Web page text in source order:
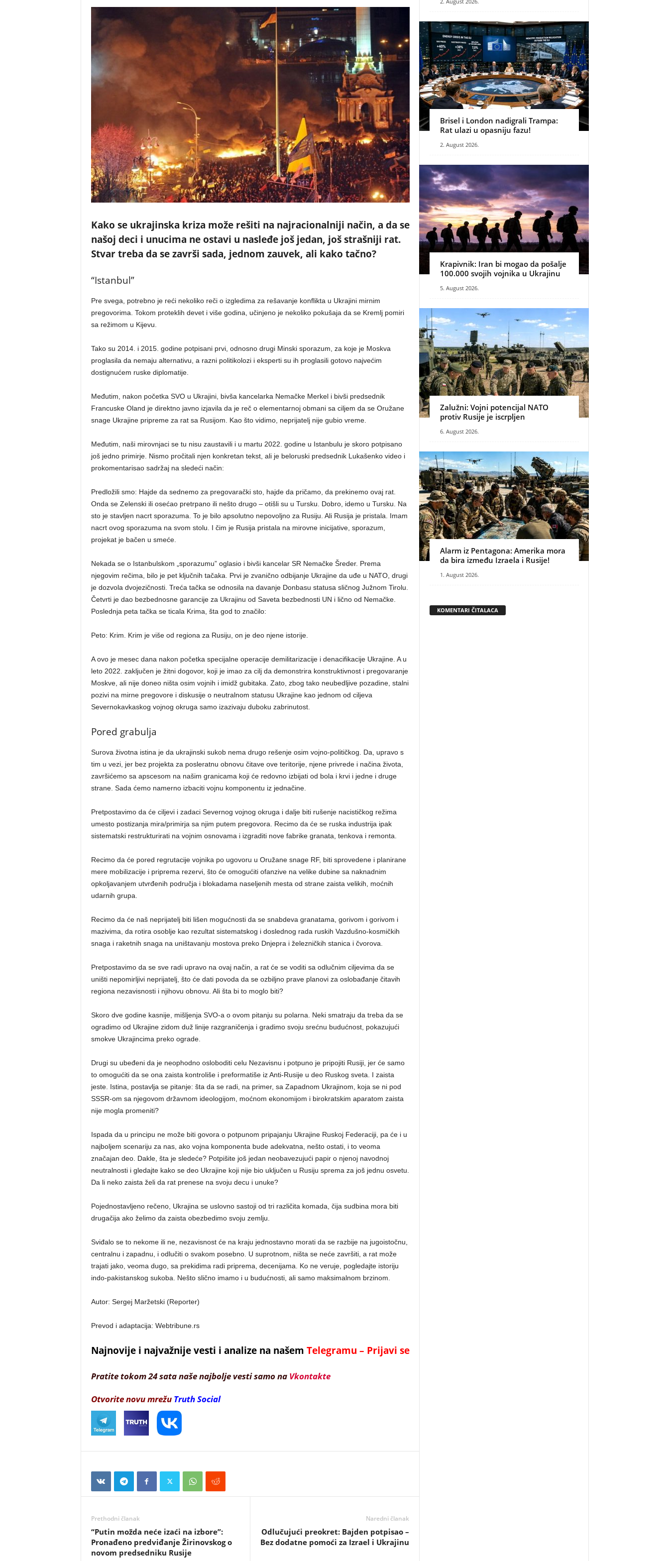
Kako se ukrajinska kriza može rešiti na najracionalniji način, a da se
našoj deci i unucima ne ostavi u nasleđe još jedan, još strašniji rat.
Stvar treba da se završi sada, jednom zauvek, ali kako tačno?
“Istanbul”
Pre svega, potrebno je reći nekoliko reči o izgledima za rešavanje konflikta u Ukrajini mirnim
pregovorima. Tokom proteklih devet i više godina, učinjeno je nekoliko pokušaja da se Kremlj pomiri
sa režimom u Kijevu.
Tako su 2014. i 2015. godine potpisani prvi, odnosno drugi Minski sporazum, za koje je Moskva
proglasila da nemaju alternativu, a razni politikolozi i eksperti su ih proglasili gotovo najvećim
dostignućem ruske diplomatije.
Međutim, nakon početka SVO u Ukrajini, bivša kancelarka Nemačke Merkel i bivši predsednik
Francuske Oland je direktno javno izjavila da je reč o elementarnoj obmani sa ciljem da se Oružane
snage Ukrajine pripreme za rat sa Rusijom. Kao što vidimo, neprijatelj nije gubio vreme.
Međutim, naši mirovnjaci se tu nisu zaustavili i u martu 2022. godine u Istanbulu je skoro potpisano
još jedno primirje. Nismo pročitali njen konkretan tekst, ali je beloruski predsednik Lukašenko video i
prokomentarisao sadržaj na sledeći način:
Predložili smo: Hajde da sednemo za pregovarački sto, hajde da pričamo, da prekinemo ovaj rat.
Onda se Zelenski ili osećao pretrpano ili nešto drugo – otišli ​​su u Tursku. Dobro, idemo u Tursku. Na
sto je stavljen nacrt sporazuma. To je bilo apsolutno nepovoljno za Rusiju. Ali Rusija je pristala. Imam
nacrt ovog sporazuma na svom stolu. I čim je Rusija pristala na mirovne inicijative, sporazum,
projekat je bačen u smeće.
Nekada se o Istanbulskom „sporazumu” oglasio i bivši kancelar SR Nemačke Šreder. Prema
njegovim rečima, bilo je pet ključnih tačaka. Prvi je zvanično odbijanje Ukrajine da uđe u NATO, drugi
je dozvola dvojezičnosti. Treća tačka se odnosila na davanje Donbasu statusa sličnog Južnom Tirolu.
Četvrti je dao bezbednosne garancije za Ukrajinu od Saveta bezbednosti UN i lično od Nemačke.
Poslednja peta tačka se ticala Krima, šta god to značilo:
Peto: Krim. Krim je više od regiona za Rusiju, on je deo njene istorije.
A ovo je mesec dana nakon početka specijalne operacije demilitarizacije i denacifikacije Ukrajine. A u
leto 2022. zaključen je žitni dogovor, koji je imao za cilj da demonstrira konstruktivnost i pregovaranje
Moskve, ali nije doneo ništa osim vojnih i imidž gubitaka. Zato, zbog tako neubedljive pozadine, stalni
pozivi na mirne pregovore i diskusije o neutralnom statusu Ukrajine kao jednom od ciljeva
Severnokavkaskog vojnog okruga samo izazivaju duboku zabrinutost.
Pored grabulja
Surova životna istina je da ukrajinski sukob nema drugo rešenje osim vojno-političkog. Da, upravo s
tim u vezi, jer bez projekta za posleratnu obnovu čitave ove teritorije, njene privrede i načina života,
završićemo sa apscesom na našim granicama koji će redovno izbijati od bola i krvi i jedne i druge
strane. Sada ćemo namerno izbaciti vojnu komponentu iz jednačine.
Pretpostavimo da će ciljevi i zadaci Severnog vojnog okruga i dalje biti rušenje nacističkog režima
umesto postizanja mira/primirja sa njim putem pregovora. Recimo da će se ruska industrija ipak
sistematski restrukturirati na vojnim osnovama i izgraditi nove fabrike granata, tenkova i remonta.
Recimo da će pored regrutacije vojnika po ugovoru u Oružane snage RF, biti sprovedene i planirane
mere mobilizacije i priprema rezervi, što će omogućiti ofanzive na velike dubine sa naknadnim
opkoljavanjem utvrđenih područja i blokadama naseljenih mesta od strane zaista velikih, moćnih
udarnih grupa.
Recimo da će naš neprijatelj biti lišen mogućnosti da se snabdeva granatama, gorivom i gorivom i
mazivima, da rotira osoblje kao rezultat sistematskog i doslednog rada ruskih Vazdušno-kosmičkih
snaga i raketnih snaga na uništavanju mostova preko Dnjepra i železničkih stanica i čvorova.
Pretpostavimo da se sve radi upravo na ovaj način, a rat će se voditi sa odlučnim ciljevima da se
uništi nepomirljivi neprijatelj, što će dati povoda da se ozbiljno prave planovi za oslobađanje čitavih
regiona nezavisnosti i njihovu obnovu. Ali šta bi to moglo biti?
Skoro dve godine kasnije, mišljenja SVO-a o ovom pitanju su polarna. Neki smatraju da treba da se
ogradimo od Ukrajine zidom duž linije razgraničenja i gradimo svoju srećnu budućnost, pokazujući
smokve Ukrajincima preko ograde.
Drugi su ubeđeni da je neophodno osloboditi celu Nezavisnu i potpuno je pripojiti Rusiji, jer će samo
to omogućiti da se ona zaista kontroliše i preformatiše iz Anti-Rusije u deo Ruskog sveta. I zaista
jeste. Istina, postavlja se pitanje: šta da se radi, na primer, sa Zapadnom Ukrajinom, koja se ni pod
SSSR-om sa njegovom državnom ideologijom, moćnom ekonomijom i birokratskim aparatom zaista
nije mogla promeniti?
Ispada da u principu ne može biti govora o potpunom pripajanju Ukrajine Ruskoj Federaciji, pa će i u
najboljem scenariju za nas, ako vojna komponenta bude adekvatna, nešto ostati, i to veoma
značajan deo. Dakle, šta je sledeće? Potpišite još jedan neobavezujući papir o njenoj navodnoj
neutralnosti i gledajte kako se deo Ukrajine koji nije bio uključen u Rusiju sprema za još jednu osvetu.
Da li neko zaista želi da rat prenese na svoju decu i unuke?
Pojednostavljeno rečeno, Ukrajina se uslovno sastoji od tri različita komada, čija sudbina mora biti
drugačija ako želimo da zaista obezbedimo svoju zemlju.
Sviđalo se to nekome ili ne, nezavisnost će na kraju jednostavno morati da se razbije na jugoistočnu,
centralnu i zapadnu, i odlučiti o svakom posebno. U suprotnom, ništa se neće završiti, a rat može
trajati jako, veoma dugo, sa prekidima radi priprema, decenijama. Ko ne veruje, pogledajte istoriju
indo-pakistanskog sukoba. Nešto slično imamo i u budućnosti, ali samo maksimalnom brzinom.
Autor: Sergej Maržetski (Reporter)
Prevod i adaptacija: Webtribune.rs
Najnovije i najvažnije vesti i analize na našem Telegramu – Prijavi se
Pratite tokom 24 sata naše najbolje vesti samo na Vkontakte
Otvorite novu mrežu Truth Social
Prethodni članak
“Putin možda neće izaći na izbore”:
Pronađeno predviđanje Žirinovskog o
novom predsedniku Rusije
Naredni članak
Odlučujući preokret: Bajden potpisao –
Bez dodatne pomoći za Izrael i Ukrajinu
Brisel i London nadigrali Trampa:
Rat ulazi u opasniju fazu!
2. August 2026.
Krapivnik: Iran bi mogao da pošalje
100.000 svojih vojnika u Ukrajinu
5. August 2026.
Zalužni: Vojni potencijal NATO
protiv Rusije je iscrpljen
6. August 2026.
Alarm iz Pentagona: Amerika mora
da bira između Izraela i Rusije!
1. August 2026.
KOMENTARI ČITALACA